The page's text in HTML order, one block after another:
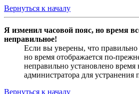
Вернуться к началу
Я изменил часовой пояс, но время
неправильное!
Если вы уверены, что правильно
но время отображается по-
неправильно установлено время
администратора для устранения
Вернуться к началу